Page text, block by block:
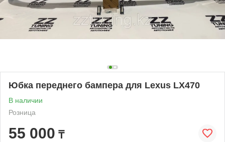
Юбка переднего бампера для Lexus LX470
В наличии
Розница
55 000 ₸